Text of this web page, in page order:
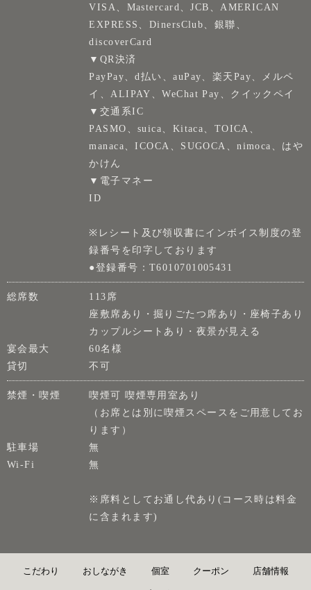
VISA、Mastercard、JCB、AMERICAN
EXPRESS、DinersClub、銀聯、
discoverCard
▼QR決済
PayPay、d払い、auPay、楽天Pay、メルペ
イ、ALIPAY、WeChat Pay、クイックペイ
▼交通系IC
PASMO、suica、Kitaca、TOICA、
manaca、ICOCA、SUGOCA、nimoca、はや
かけん
▼電子マネー
ID
※レシート及び領収書にインボイス制度の登
録番号を印字しております
●登録番号：T6010701005431
総席数
113席
座敷席あり・掘りごたつ席あり・座椅子あり
カップルシートあり・夜景が見える
宴会最大
60名様
貸切
不可
禁煙・喫煙
喫煙可 喫煙専用室あり
（お席とは別に喫煙スペースをご用意してお
ります）
駐車場
無
Wi-Fi
無
※席料としてお通し代あり(コース時は料金
に含まれます)
こだわり おしながき 個室 クーポン 店舗情報